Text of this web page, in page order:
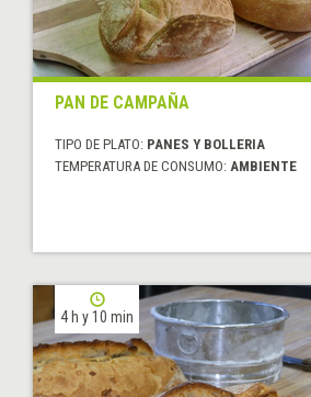
PAN DE CAMPAÑA
TIPO DE PLATO: PANES Y BOLLERIA
TEMPERATURA DE CONSUMO: AMBIENTE
4 h y 10 min